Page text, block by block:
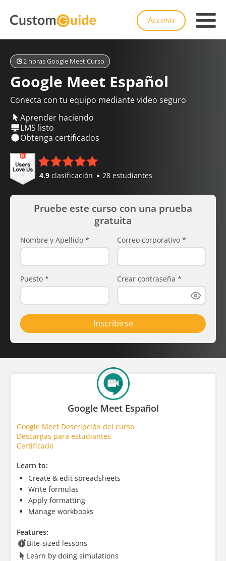
Acceso
2 horas Google Meet Curso
Google Meet Español
Conecta con tu equipo mediante video seguro
Aprender haciendo
LMS listo
Obtenga certificados
4.9 clasificación 28 estudiantes
Pruebe este curso con una prueba
gratuita
Nombre y Apellido * Correo corporativo *
Puesto * Crear contraseña *
Inscribirse
Google Meet Español
Google Meet Descripción del curso
Descargas para estudiantes
Certificado
Learn to:
Create & edit spreadsheets
Write formulas
Apply formatting
Manage workbooks
Features:
Bite-sized lessons
Learn by doing simulations